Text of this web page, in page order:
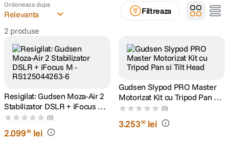
2. trepied
. peak design
6 canon sx740 hs
7 card memorie
Ordoneaza dupa
Relevanta
Filtreaza
2 produse
Resigilat: Gudsen Moza-Air 2
Stabilizator DSLR + iFocus M -
RS125044263-6
(0)
2.09990 lei
Gudsen Slypod PRO Master
Motorizat Kit cu Tripod Pan si
Tilt Head
(0)
3.25300 lei